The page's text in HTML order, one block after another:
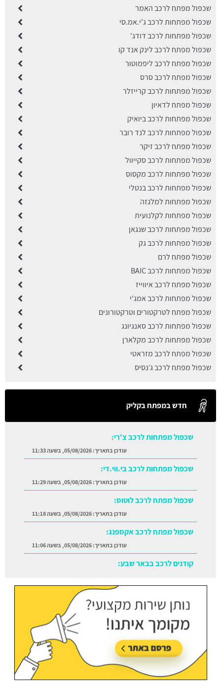
שכפול מפתח לרכב האמר
שכפול מפתחות לרכב ג'י.אמ.סי
שכפול מפתחות לרכב דודג'
שכפול מפתח לרכב לינק אנד קו
שכפול מפתח לרכב ליפמוטור
שכפול מפתח לרכב סרס
שכפול מפתחות לרכב קרייזלר
שכפול מפתח לדאיון
שכפול מפתחות לרכב ביואיק
שכפול מפתחות לרכב לנד רובר
שכפול מפתח לרכב זיקר
שכפול מפתחות לרכב סקייוול
שכפול מפתחות לרכב מקסוס
שכפול מפתחות לרכב בנטלי
שכפול מפתחות למלגזה
שכפול מפתחות לקלנועית
שכפול מפתחות לרכב שנגאן
שכפול מפתחות לרכב גק
שכפול מפתח לרם
שכפול מפתחות לרכב BAIC
שכפול מפתח לרכב איווייז
שכפול מפתחות לרכב אמג'י
שכפול מפתח לטרקטורים וטרקטורונים
שכפול מפתחות לרכב סאנגיונג
שכפול מפתחות לרכב מקלארן
שכפול מפתח לרכב מזראטי
שכפול מפתח לרכב ג׳נסיס
חדש במפתח בקליק
שכפול מפתחות לרכב צ'רי:
עודכן בתאריך:05/08/2026, בשעה 11:33
שכפול מפתחות לרכב בי.ווי.די:
עודכן בתאריך:05/08/2026, בשעה 11:29
שכפול מפתח לרכב לוטוס:
עודכן בתאריך:05/08/2026, בשעה 11:18
שכפול מפתח לרכב אקספנג:
עודכן בתאריך:05/08/2026, בשעה 11:06
קודנים לרכב בבאר שבע: